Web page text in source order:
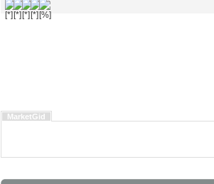
MarketGid